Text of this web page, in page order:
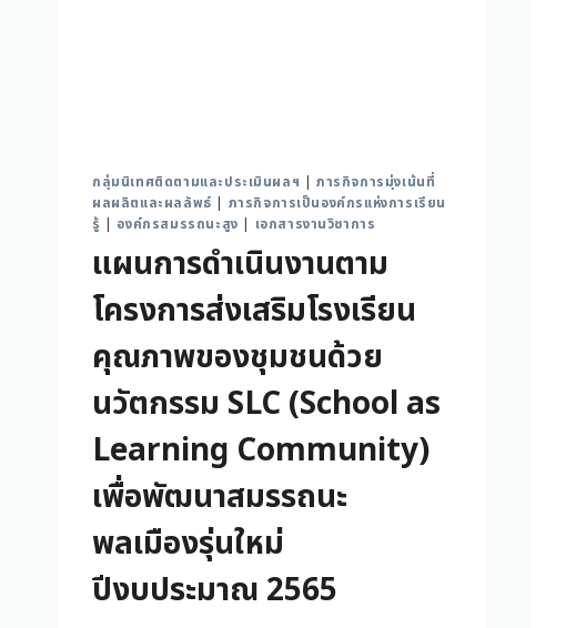
กลุ่มนิเทศติดตามและประเมินผลฯ |ภารกิจการมุ่งเน้นที่
ผลผลิตและผลลัพธ์ | ภารกิจการเป็นองค์กรแห่งการเรียน
รู้ | องค์กรสมรรถนะสูง | เอกสารงานวิชาการ
แผนการดำเนินงานตาม
โครงการส่งเสริมโรงเรียน
คุณภาพของชุมชนด้วย
นวัตกรรม SLC (School as
Learning Community)
เพื่อพัฒนาสมรรถนะ
พลเมืองรุ่นใหม่
ปีงบประมาณ 2565